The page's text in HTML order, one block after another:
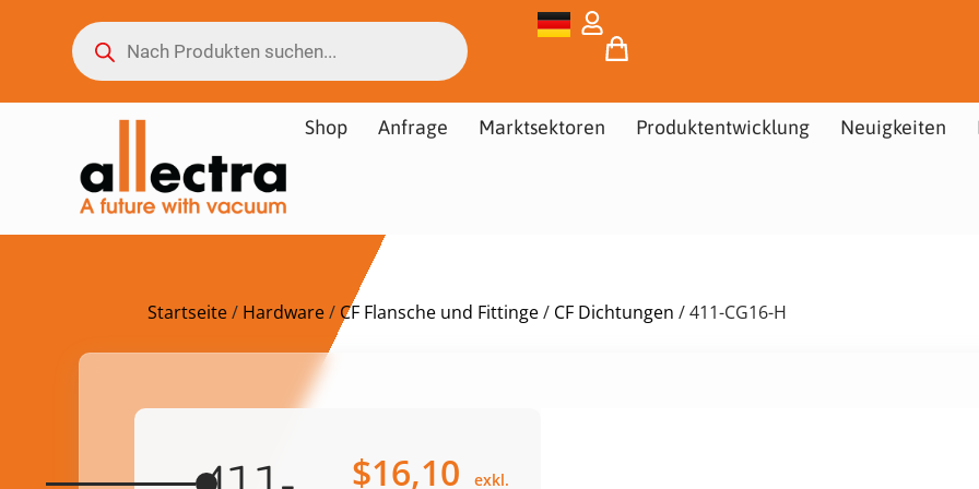
Shop Anfrage Marktsektoren Produktentwicklung Neuigkeiten
Startseite/ Hardware/ CF Flansche und Fittinge/ CF Dichtungen / 411-CG16-H
$16,10